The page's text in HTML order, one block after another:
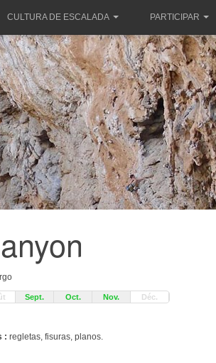
CULTURA DE ESCALADA PARTICIPAR
Sept. Oct. Nov. Déc.
: regletas, fisuras, planos.